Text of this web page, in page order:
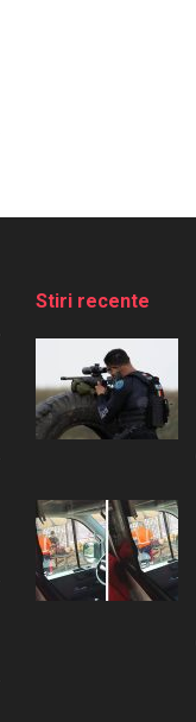
Stiri recente